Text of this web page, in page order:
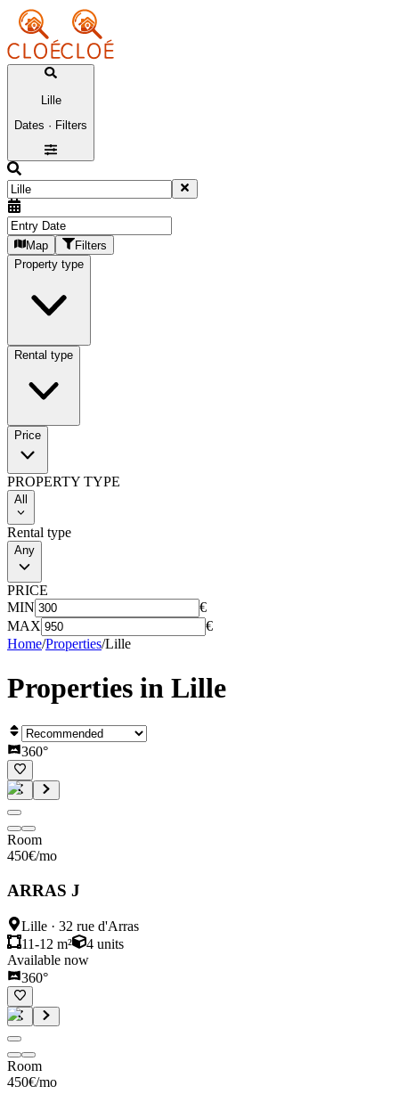
Lille
Dates · Filters
Map
Filters
Property type
Rental type
Price
PROPERTY TYPE
All
Rental type
Any
PRICE
MIN
€
MAX
€
Home/Properties/Lille
Properties in Lille
360°
Room
450€/mo
ARRAS J
Lille · 32 rue d'Arras
11-12 m²
4 units
Available now
360°
Room
450€/mo